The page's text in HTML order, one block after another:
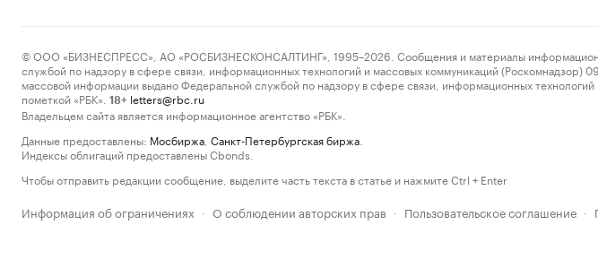
© ООО «БИЗНЕСПРЕСС», АО «РОСБИЗНЕСКОНСАЛТИНГ», 1995–2026. Сообщения и материалы
службой по надзору в сфере связи, информационных технологий и массовых коммуникаций
массовой информации выдано Федеральной службой по надзору в сфере связи, информационных
пометкой «РБК».
18+ letters@rbc.ru
Владельцем сайта является информационное агентство «РБК».
Данные предоставлены: Мосбиржа Санкт-Петербургская биржа
Индексы облигаций предоставлены Cbonds.
Чтобы отправить редакции сообщение, выделите часть текста в статье и нажмите Ctrl + Enter
Информация об ограничениях · О соблюдении авторских прав · Пользовательское соглашение ·